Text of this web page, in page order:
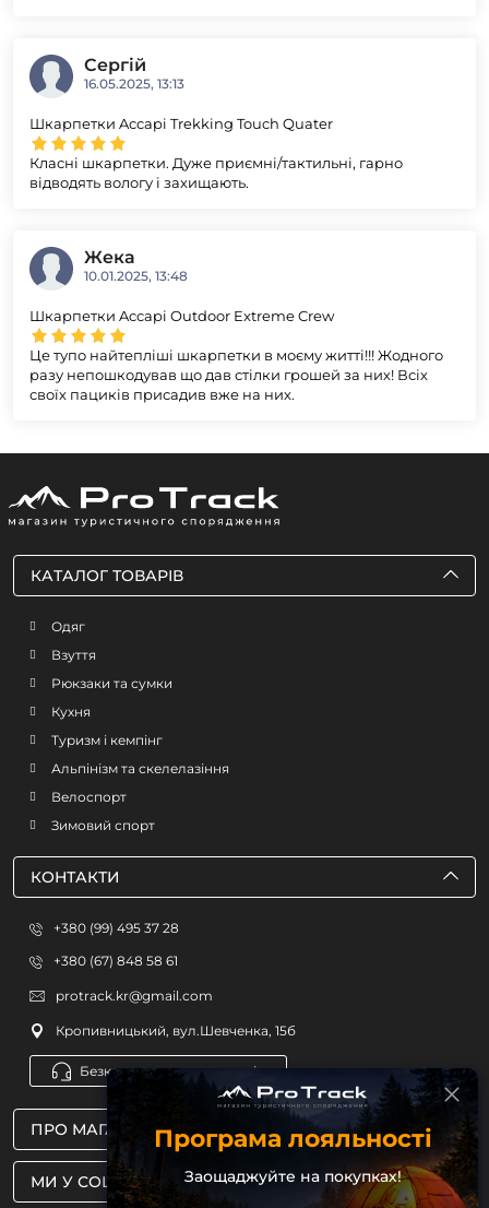
Сергій
16.05.2025, 13:13
Шкарпетки Accapi Trekking Touch Quater
Класні шкарпетки. Дуже приємні/тактильні, гарно
відводять вологу і захищають.
Жека
10.01.2025, 13:48
Шкарпетки Accapi Outdoor Extreme Crew
Це тупо найтепліші шкарпетки в моєму житті!!! Жодного
разу непошкодував що дав стілки грошей за них! Всіх
своїх пациків присадив вже на них.
МИ У СОЦМЕРЕЖАХ
ПРО МАГАЗИН
КАТАЛОГ ТОВАРІВ
Одяг
Взуття
Рюкзаки та сумки
Кухня
Туризм і кемпінг
Альпінізм та скелелазіння
Велоспорт
Зимовий спорт
КОНТАКТИ
+380 (99) 495 37 28
+380 (67) 848 58 61
protrack.kr@gmail.com
Кропивницький, вул.Шевченка, 15б
Безкоштовна консультація
Програма лояльності
Заощаджуйте на покупках!